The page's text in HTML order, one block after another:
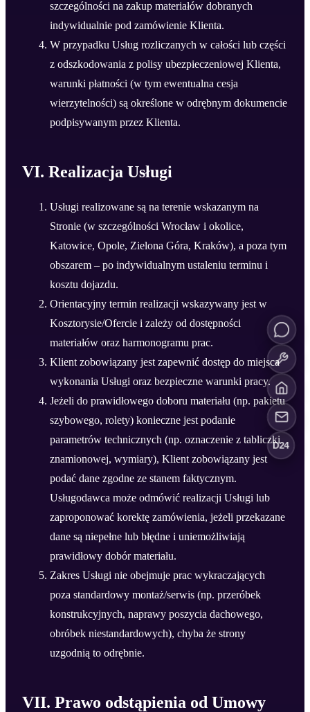
szczególności na zakup materiałów dobranych
indywidualnie pod zamówienie Klienta.
W przypadku Usług rozliczanych w całości lub części
z odszkodowania z polisy ubezpieczeniowej Klienta,
warunki płatności (w tym ewentualna cesja
wierzytelności) są określone w odrębnym dokumencie
podpisywanym przez Klienta.
VI. Realizacja Usługi
Usługi realizowane są na terenie wskazanym na
Stronie (w szczególności Wrocław i okolice,
Katowice, Opole, Zielona Góra, Kraków), a poza tym
obszarem – po indywidualnym ustaleniu terminu i
kosztu dojazdu.
Orientacyjny termin realizacji wskazywany jest w
Kosztorysie/Ofercie i zależy od dostępności
materiałów oraz harmonogramu prac.
Klient zobowiązany jest zapewnić dostęp do miejsca
wykonania Usługi oraz bezpieczne warunki pracy.
Jeżeli do prawidłowego doboru materiału (np. pakietu
szybowego, rolety) konieczne jest podanie
parametrów technicznych (np. oznaczenie z tabliczki
znamionowej, wymiary), Klient zobowiązany jest
podać dane zgodne ze stanem faktycznym.
Usługodawca może odmówić realizacji Usługi lub
zaproponować korektę zamówienia, jeżeli przekazane
dane są niepełne lub błędne i uniemożliwiają
prawidłowy dobór materiału.
Zakres Usługi nie obejmuje prac wykraczających
poza standardowy montaż/serwis (np. przeróbek
konstrukcyjnych, naprawy poszycia dachowego,
obróbek niestandardowych), chyba że strony
uzgodnią to odrębnie.
VII. Prawo odstąpienia od Umowy
D24